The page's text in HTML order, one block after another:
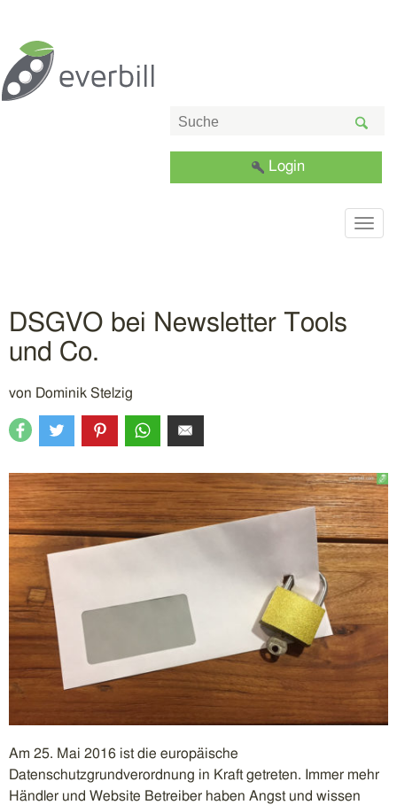
Login
DSGVO bei Newsletter Tools
und Co.
von Dominik Stelzig
Am 25. Mai 2016 ist die europäische
Datenschutzgrundverordnung in Kraft getreten. Immer mehr
Händler und Website Betreiber haben Angst und wissen